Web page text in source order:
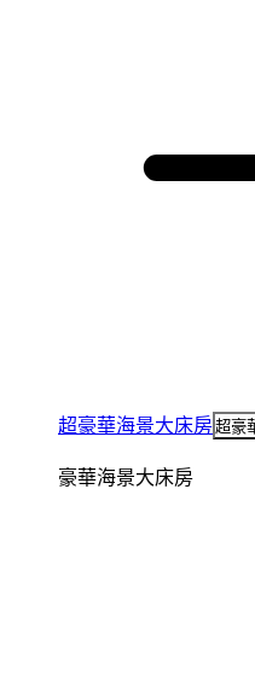
超豪華海景大床房超豪
豪華海景大床房